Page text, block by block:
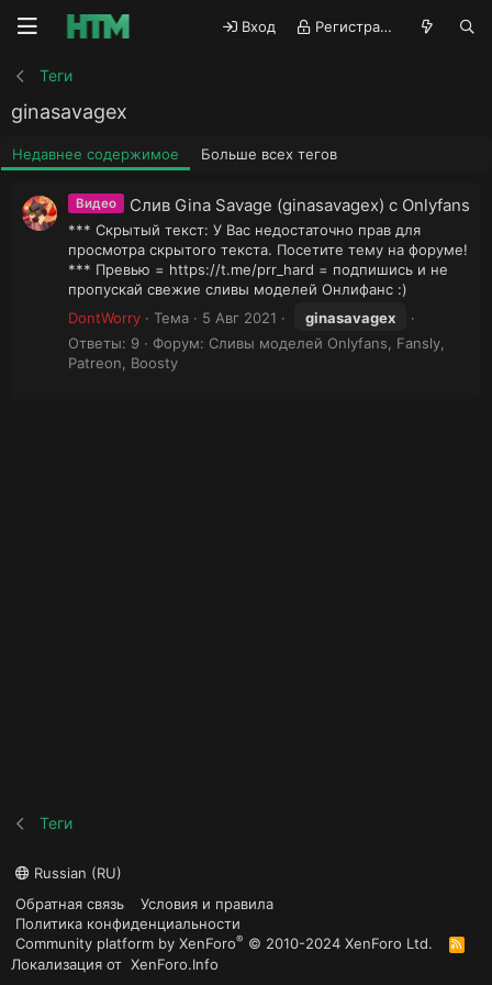
Вход Регистрация
Теги
ginasavagex
Недавнее содержимое Больше всех тегов
Видео Слив Gina Savage (ginasavagex) с Onlyfans
*** Скрытый текст: У Вас недостаточно прав для
просмотра скрытого текста. Посетите тему на форуме!
*** Превью = https://t.me/prr_hard = подпишись и не
пропускай свежие сливы моделей Онлифанс :)
DontWorry
Тема 5 Авг 2021
ginasavagex
Ответы: 9
Форум: Сливы моделей Onlyfans, Fansly,
Patreon, Boosty
Теги
Russian (RU)
Обратная связь
Условия и правила
Политика конфиденциальности
Community platform by XenForo® © 2010-2024 XenForo Ltd.
R
S
Локализация от XenForo.Info